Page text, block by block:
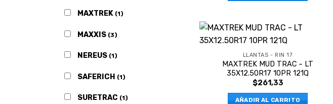
MAXTREK (1)
MAXXIS (3)
NEREUS (1)
SAFERICH (1)
SURETRAC (1)
LLANTAS - RIN 17
MAXTREK MUD TRAC – LT
35X12.50R17 10PR 121Q
$261,33
AÑADIR AL CARRITO